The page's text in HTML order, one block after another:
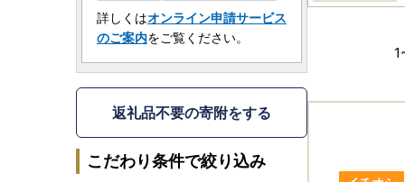
〒134-
1
詳しくはオンライン申請サービス
のご案内をご覧ください。
返礼品不要の寄附をする
こだわり条件で絞り込み